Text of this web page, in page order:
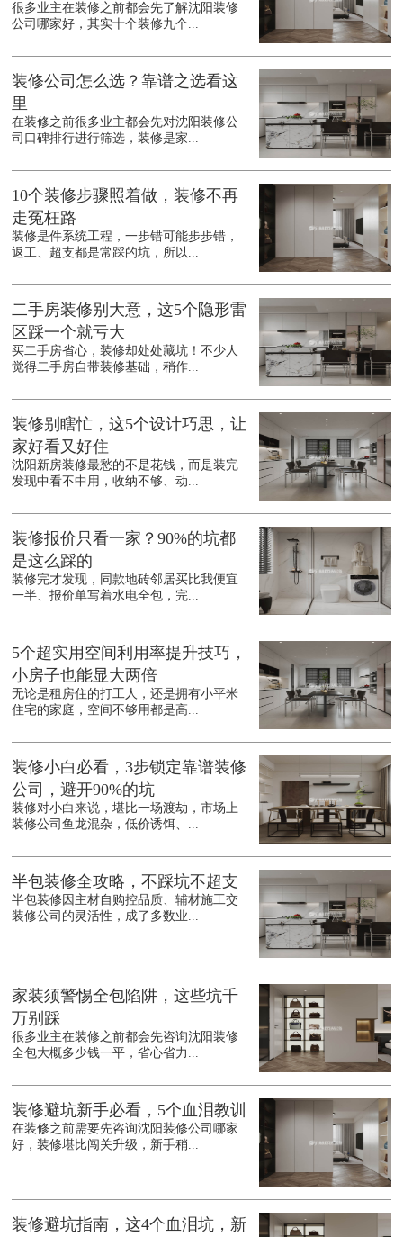
很多业主在装修之前都会先了解沈阳装修
公司哪家好，其实十个装修九个...
装修公司怎么选？靠谱之选看这
里
在装修之前很多业主都会先对沈阳装修公
司口碑排行进行筛选，装修是家...
10个装修步骤照着做，装修不再
走冤枉路
装修是件系统工程，一步错可能步步错，
返工、超支都是常踩的坑，所以...
二手房装修别大意，这5个隐形雷
区踩一个就亏大
买二手房省心，装修却处处藏坑！不少人
觉得二手房自带装修基础，稍作...
装修别瞎忙，这5个设计巧思，让
家好看又好住
沈阳新房装修最愁的不是花钱，而是装完
发现中看不中用，收纳不够、动...
装修报价只看一家？90%的坑都
是这么踩的
装修完才发现，同款地砖邻居买比我便宜
一半、报价单写着水电全包，完...
5个超实用空间利用率提升技巧，
小房子也能显大两倍
无论是租房住的打工人，还是拥有小平米
住宅的家庭，空间不够用都是高...
装修小白必看，3步锁定靠谱装修
公司，避开90%的坑
装修对小白来说，堪比一场渡劫，市场上
装修公司鱼龙混杂，低价诱饵、...
半包装修全攻略，不踩坑不超支
半包装修因主材自购控品质、辅材施工交
装修公司的灵活性，成了多数业...
家装须警惕全包陷阱，这些坑千
万别踩
很多业主在装修之前都会先咨询沈阳装修
全包大概多少钱一平，省心省力...
装修避坑新手必看，5个血泪教训
在装修之前需要先咨询沈阳装修公司哪家
好，装修堪比闯关升级，新手稍...
装修避坑指南，这4个血泪坑，新